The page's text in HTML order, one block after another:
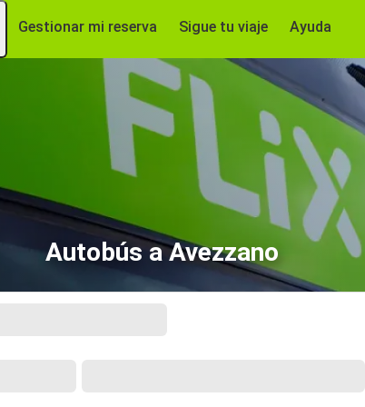
Gestionar mi reserva Sigue tu viaje Ayuda
Autobús a Avezzano